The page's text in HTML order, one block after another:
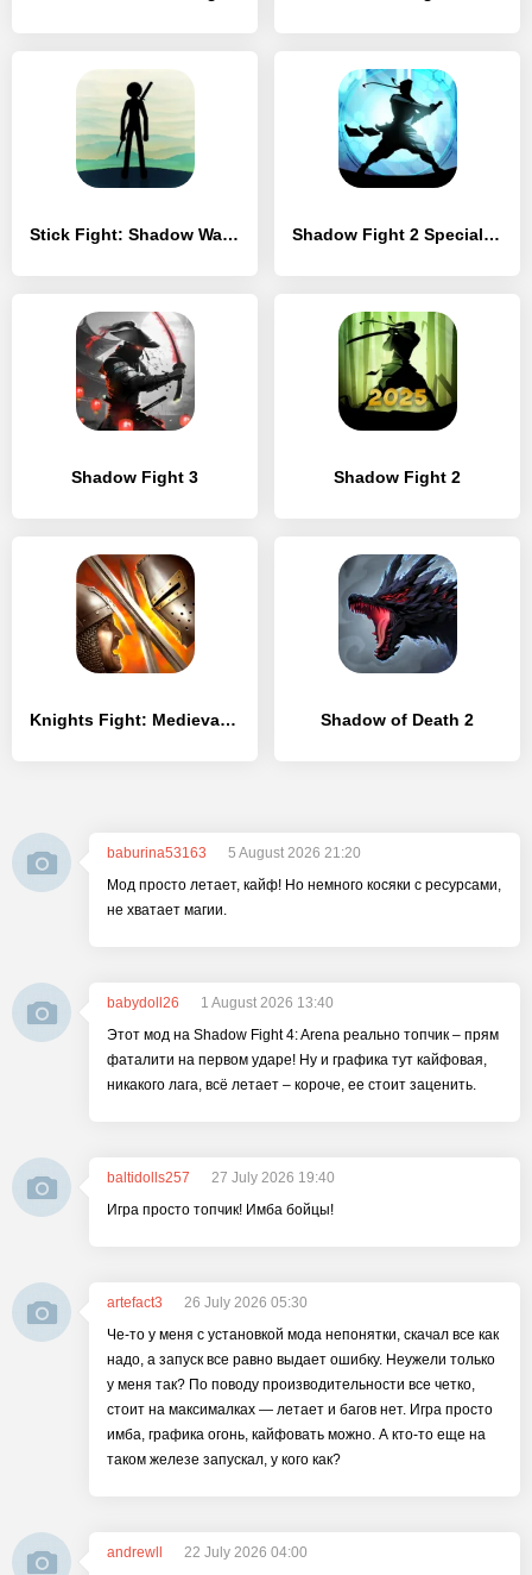
Stick Fight: Shadow Warrior & Stickman Game Shadow Fight 2 Special Edition
Shadow Fight 3 Shadow Fight 2
Knights Fight: Medieval Arena Shadow of Death 2
baburina53163
5 August 2026 21:20
Мод просто летает, кайф! Но немного косяки с ресурсами,
не хватает магии.
babydoll26
1 August 2026 13:40
Этот мод на Shadow Fight 4: Arena реально топчик – прям
фаталити на первом ударе! Ну и графика тут кайфовая,
никакого лага, всё летает – короче, ее стоит заценить.
baltidolls257
27 July 2026 19:40
Игра просто топчик! Имба бойцы!
artefact3
26 July 2026 05:30
Че-то у меня с установкой мода непонятки, скачал все как
надо, а запуск все равно выдает ошибку. Неужели только
у меня так? По поводу производительности все четко,
стоит на максималках — летает и багов нет. Игра просто
имба, графика огонь, кайфовать можно. А кто-то еще на
таком железе запускал, у кого как?
andrewll
22 July 2026 04:00